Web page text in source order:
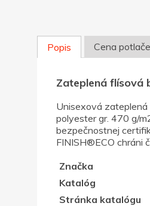
Popis Cena potlače
Zateplená flísová
Unisexová
polyester gr. 470 g/
bezpečnostnej
FINISH®ECO chráni
Značka
Katalóg
Stránka katalógu